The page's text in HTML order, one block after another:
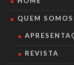
QUEM SOMOS
REVISTA